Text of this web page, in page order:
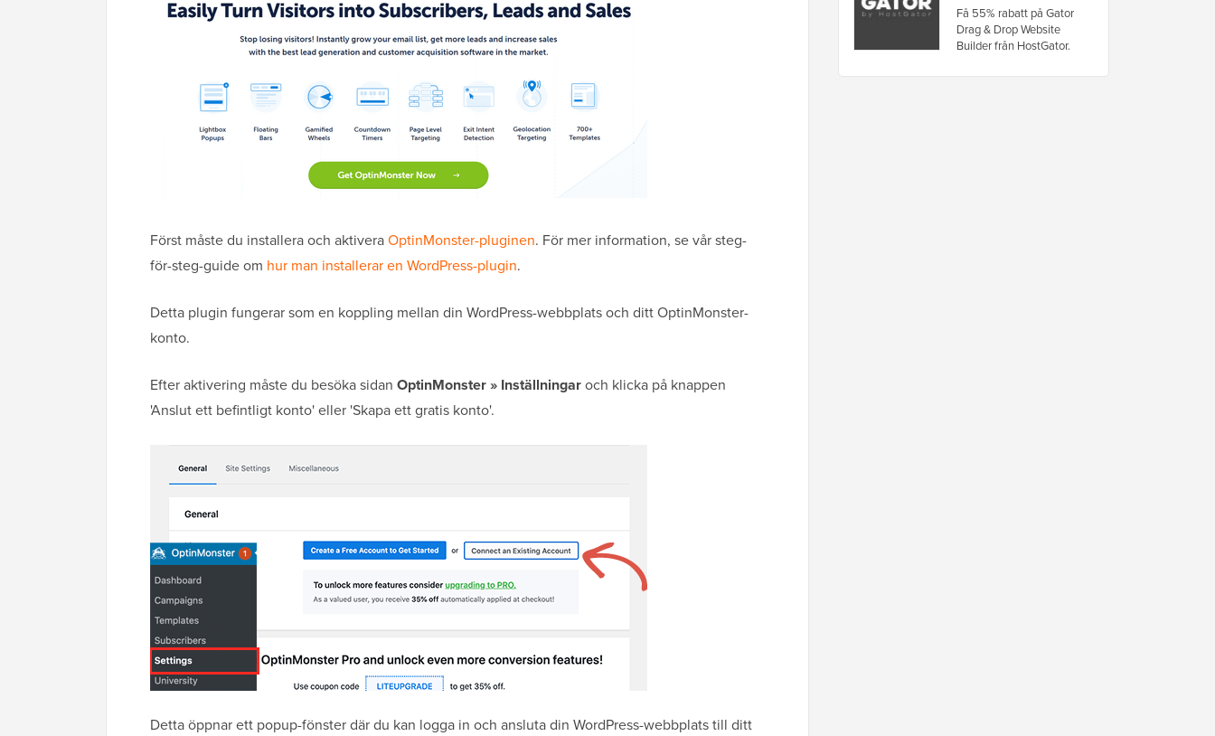
Först måste du installera och aktiveraOptinMonster-pluginen. För mer information, se vår steg-
för-steg-guide om hur man installerar en WordPress-plugin.
Detta plugin fungerar som en koppling mellan din WordPress-webbplats och ditt OptinMonster-
konto.
Efter aktivering måste du besöka sidan OptinMonster » Inställningaroch klicka på knappen
'Anslut ett befintligt konto' eller 'Skapa ett gratis konto'.
Detta öppnar ett popup-fönster där du kan logga in och ansluta din WordPress-webbplats till ditt
Få 55% rabatt på Gator
Drag & Drop Website
Builder från HostGator.